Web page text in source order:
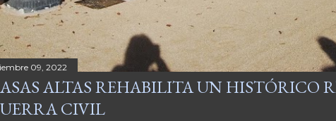
09, 2022
ALTAS REHABILITA UN HISTÓRICO
CIVIL